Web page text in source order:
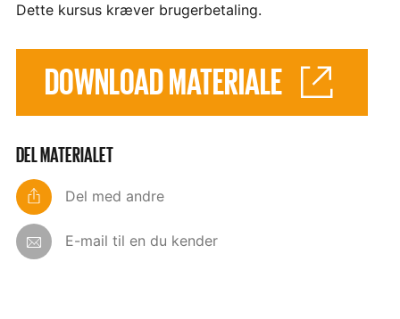
Dette kursus kræver brugerbetaling.
DOWNLOAD MATERIALE
DEL MATERIALET
Del med andre
E-mail til en du kender